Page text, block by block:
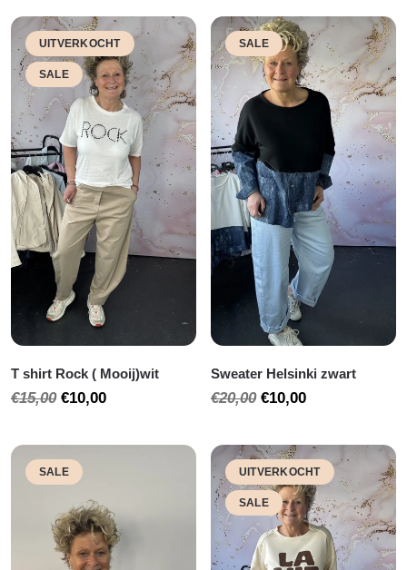
UITVERKOCHT
SALE
T shirt Rock ( Mooij)wit
€15,00 Oorspronkelijke
€15,00.
€10,00Huidige
€10,00.
SALE
Sweater Helsinki zwart
€20,00 Oorspronkelijke
€20,00.
€10,00Huidige
€10,00.
SALE UITVERKOCHT
SALE